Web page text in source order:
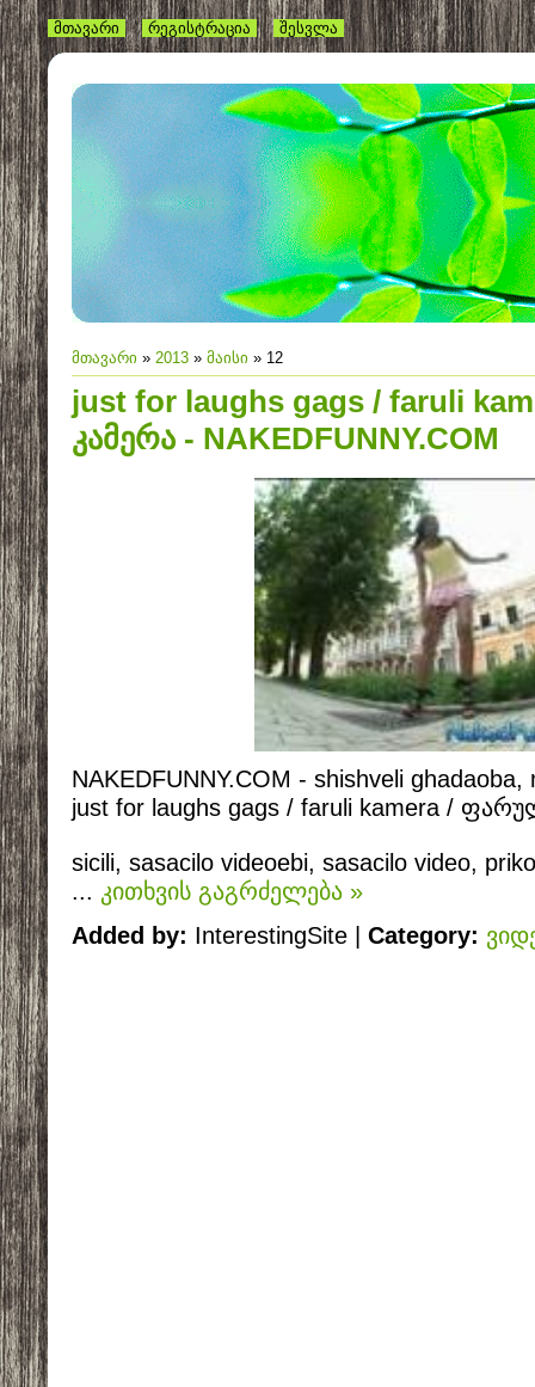
მთავარი რეგისტრაცია შესვლა
მთავარი » 2013 » მაისი » 12
just for laughs gags / faruli
კამერა - NAKEDFUNNY.COM
NAKEDFUNNY.COM - shishveli ghadaoba,
just for laughs gags / faruli kamera /
sicili, sasacilo videoebi, sasacilo video,
... კითხვის გაგრძელება »
Added by: InterestingSite | Category: